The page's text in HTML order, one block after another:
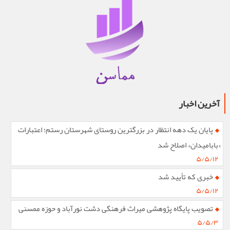
آخرین اخبار
پایان یک دهه انتظار در بزرگترین روستای شهرستان رستم؛ اعتبارات
«بابامیدان» اصلاح شد
۵/۵/۱۲
خبری که تأیید شد
۵/۵/۱۲
تصویب پایگاه پژوهشی میراث فرهنگی دشت نورآباد و حوزه ممسنی
۵/۵/۳